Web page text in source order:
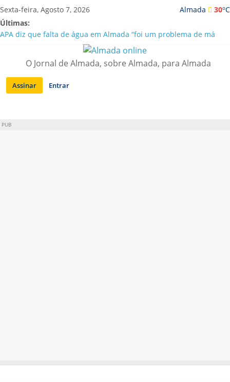
Saltar
para
conteúdo
Almada 30oC
Sexta-feira, Agosto 7, 2026
Últimas:
APA diz que falta de água em Almada “foi um problema de má
Laranjeiro | Cultura pop asiática invade a Casa Amarela
Ponte 25 de Abril celebra 60 anos com programa cultural entre
Lisboa e Almada
Situação de alerta em Almada renovada até final de Agosto
O Jornal de Almada, sobre Almada, para Almada
Assinar Entrar
PUB